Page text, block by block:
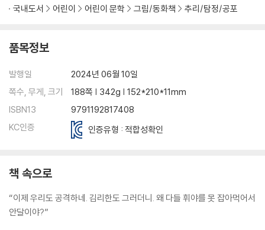
국내도서
어린이 어린이 문학 그림/동화책 추리/탐정/공포
품목정보
발행일
2024년 06월 10일
쪽수, 무게, 크기
188쪽 | 342g | 152*210*11mm
ISBN13
9791192817408
KC인증
인증유형 : 적합성확인
책 속으로
“이제 우리도 공격하네. 김리한도 그러더니. 왜 다들 휘야를 못 잡아먹어서
안달이야?”